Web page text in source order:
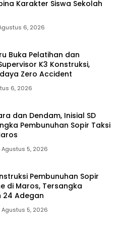
Karakter Siswa Sekolah
6, 2026
Buka Pelatihan dan
K3 Konstruksi,
Zero Accident
6, 2026
dan Dendam, Inisial SD
Pembunuhan Sopir Taksi
Agustus 5, 2026
Pembunuhan Sopir
di Maros, Tersangka
24 Adegan
Agustus 5, 2026